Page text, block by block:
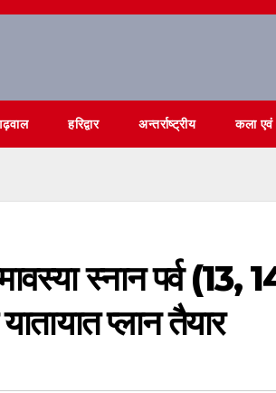
हरिद्वार अन्तर्राष्ट्रीय कला
स्नान पर्व
प्लान तैयार